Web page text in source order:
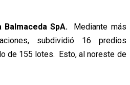
Balmaceda SpA. Mediante más
subdividió 16 predios
de 155 lotes. Esto, al noreste de